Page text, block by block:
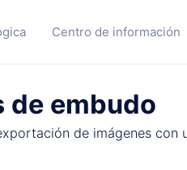
Centro de información
de embudo
de imágenes